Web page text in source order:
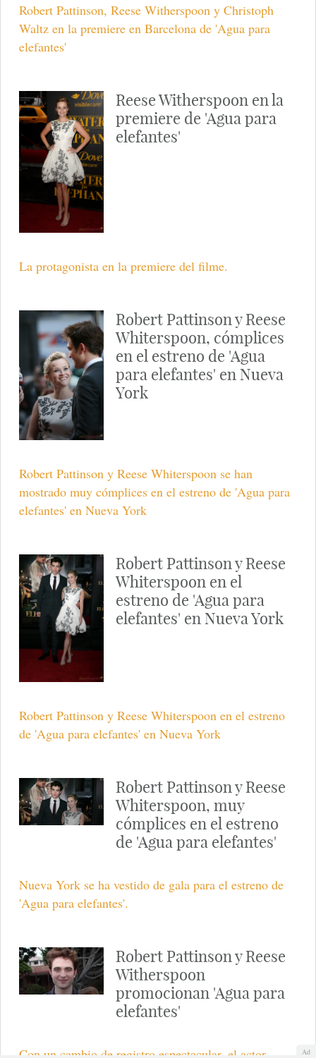
Robert Pattinson, Reese Witherspoon y Christoph
Waltz en la premiere en Barcelona de 'Agua para
elefantes'
Reese Witherspoon en la
premiere de 'Agua para
elefantes'
La protagonista en la premiere del filme.
Robert Pattinson y Reese
Whiterspoon, cómplices
en el estreno de 'Agua
para elefantes' en Nueva
York
Robert Pattinson y Reese Whiterspoon se han
mostrado muy cómplices en el estreno de 'Agua para
elefantes' en Nueva York
Robert Pattinson y Reese
Whiterspoon en el
estreno de 'Agua para
elefantes' en Nueva York
Robert Pattinson y Reese Whiterspoon en el estreno
de 'Agua para elefantes' en Nueva York
Robert Pattinson y Reese
Whiterspoon, muy
cómplices en el estreno
de 'Agua para elefantes'
Nueva York se ha vestido de gala para el estreno de
'Agua para elefantes'.
Robert Pattinson y Reese
Witherspoon
promocionan 'Agua para
elefantes'
Con un cambio de registro espectacular, el actor Ad